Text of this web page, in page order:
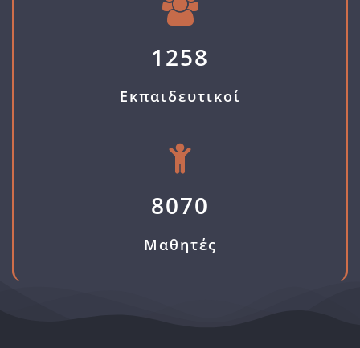
1258
Εκπαιδευτικοί
8070
Μαθητές